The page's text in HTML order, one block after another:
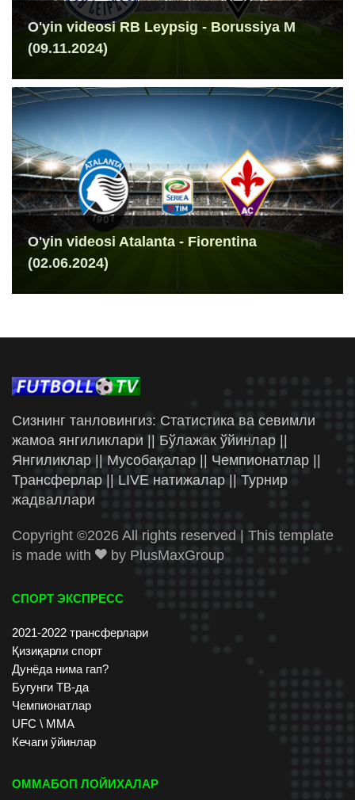
O'yin videosi RB Leypsig - Borussiya M
(09.11.2024)
O'yin videosi Atalanta - Fiorentina
(02.06.2024)
Сизнинг танловингиз: Статистика ва севимли
жамоа янгиликлари || Бўлажак ўйинлар ||
Янгиликлар || Мусобақалар || Чемпионатлар ||
Трансферлар || LIVE натижалар || Турнир
жадваллари
Copyright ©2026 All rights reserved | This template
is made with
by PlusMaxGroup
СПОРТ ЭКСПРЕСС
2021-2022 трансферлари
Қизиқарли спорт
Дунёда нима гап?
Бугунги ТВ-да
Чемпионатлар
UFC \ ММА
Кечаги ўйинлар
ОММАБОП ЛОЙИХАЛАР